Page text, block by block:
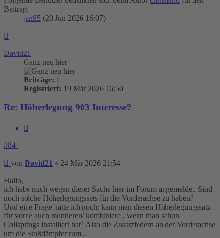
Beitrag:
jan95 (20 Jun 2026 16:07)
David21
Ganz neu hier
Beiträge: 1
Registriert: 19 Mär 2026 16:50
Re: Höherlegung 903 Interesse?
#84
Beitrag
von David21 » 24 Mär 2026 21:54
Hallo,
ich habe mich wegen dieser Sache hier im Forum angemeldet. Sind
noch solche Höherlegungssets für die Vorderachse zu haben?
Und eine Frage hätte ich noch: kann man diesen Höherlegungssatz
für vorne auch montieren/ kombiniere , wenn man schon
Coilsprings installiert hat? Also die Zusatzfedern an der Vorderachse
um die Stoßdämpfer rum...